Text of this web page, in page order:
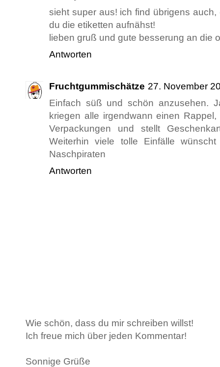
sieht super aus! ich find übrigens
du die etiketten aufnähst!
lieben gruß und gute besserung an die
Antworten
Fruchtgummischätze 27. November
Einfach süß und schön anzusehen.
kriegen alle irgendwann einen
Verpackungen und stellt
Weiterhin viele tolle Einfälle
Naschpiraten
Antworten
Wie schön, dass du mir schreiben willst!
Ich freue mich über jeden Kommentar!
Sonnige Grüße